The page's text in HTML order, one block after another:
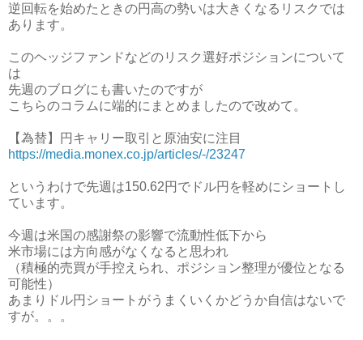
逆回転を始めたときの円高の勢いは大きくなるリスクでは
あります。
このヘッジファンドなどのリスク選好ポジションについて
は
先週のブログにも書いたのですが
こちらのコラムに端的にまとめましたので改めて。
【為替】円キャリー取引と原油安に注目
https://media.monex.co.jp/articles/-/23247
というわけで先週は150.62円でドル円を軽めにショートし
ています。
今週は米国の感謝祭の影響で流動性低下から
米市場には方向感がなくなると思われ
（積極的売買が手控えられ、ポジション整理が優位となる
可能性）
あまりドル円ショートがうまくいくかどうか自信はないで
すが。。。